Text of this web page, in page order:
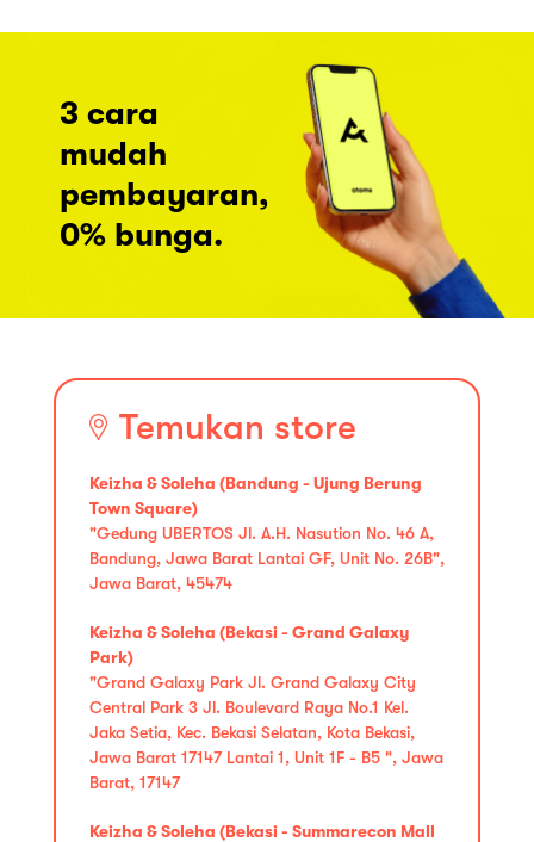
3 cara
mudah
pembayaran,
0% bunga.
Temukan store
Keizha & Soleha (Bandung - Ujung Berung
Town Square)
"Gedung UBERTOS Jl. A.H. Nasution No. 46 A,
Bandung, Jawa Barat Lantai GF, Unit No. 26B",
Jawa Barat, 45474
Keizha & Soleha (Bekasi - Grand Galaxy
Park)
"Grand Galaxy Park Jl. Grand Galaxy City
Central Park 3 Jl. Boulevard Raya No.1 Kel.
Jaka Setia, Kec. Bekasi Selatan, Kota Bekasi,
Jawa Barat 17147 Lantai 1, Unit 1F - B5 ", Jawa
Barat, 17147
Keizha & Soleha (Bekasi - Summarecon Mall